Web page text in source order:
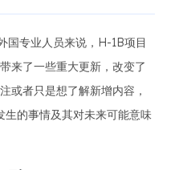
国专业人员来说，H-1B项目
来了一些重大更新，改变了
或者只是想了解新增内容，
的事情及其对未来可能意味